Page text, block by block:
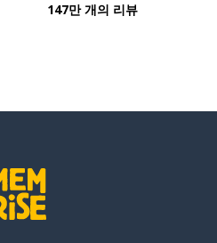
147만 개의 리뷰